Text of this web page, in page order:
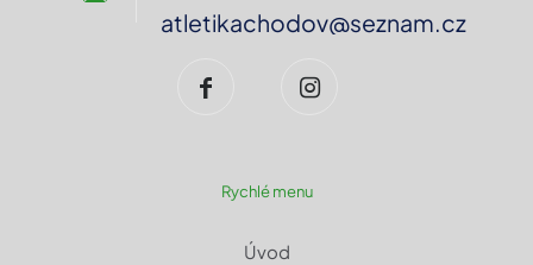
atletikachodov@seznam.cz
Rychlé menu
Úvod